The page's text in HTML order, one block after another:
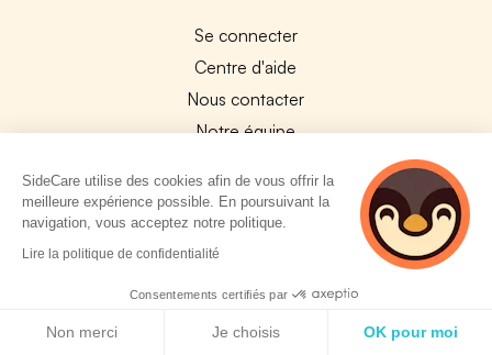
Se connecter
Centre d'aide
Nous contacter
Notre équipe
Travailler chez SideCare
Mentions légales
CGU & RGPD
Cookies
NOS APPS
SideCare utilise des cookies afin de vous offrir la
meilleure expérience possible. En poursuivant la
navigation, vous acceptez notre politique.
Lire la politique de confidentialité
Consentements certifiés par
Non merci Je choisis OK pour moi
2 personnes
consultent
actuellement cette